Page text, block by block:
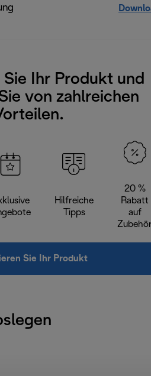
Sie Ihr Produkt und
von zahlreichen
Hilfreiche
Tipps
20 %
Rabatt
auf
Sie Ihr Produkt